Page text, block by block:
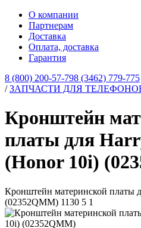
О компании
Партнерам
Доставка
Оплата, доставка
Гарантия
8 (800) 200-57-798 (3462) 779-775
/ЗАПЧАСТИ ДЛЯ
Кронштейн
платы для
(Honor 10i)
Кронштейн материнской платы
(02352QMM) 1130 5 1